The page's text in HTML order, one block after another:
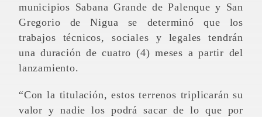
municipios Sabana Grande de Palenque y San
Gregorio de Nigua se determinó que los
trabajos técnicos, sociales y legales tendrán
una duración de cuatro (4) meses a partir del
lanzamiento.
“Con la titulación, estos terrenos triplicarán su
valor y nadie los podrá sacar de lo que por